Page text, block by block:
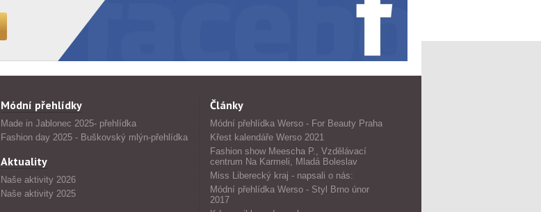
Módní přehlídky
Made in Jablonec 2025- přehlídka
Fashion day 2025 - Buškovský mlýn-přehlídka
Aktuality
Naše aktivity 2026
Naše aktivity 2025
Články
Módní přehlídka Werso - For Beauty Praha
Křest kalendáře Werso 2021
Fashion show Meescha P., Vzdělávací
centrum Na Karmeli, Mladá Boleslav
Miss Liberecký kraj - napsali o nás:
Módní přehlídka Werso - Styl Brno únor
2017